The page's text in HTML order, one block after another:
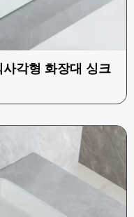
각형 화장대 싱크